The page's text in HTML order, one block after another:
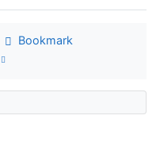
Bookmark